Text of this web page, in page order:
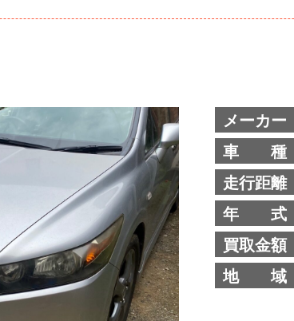
メーカー
車 種
走行距離
年 式
買取金額
地 域